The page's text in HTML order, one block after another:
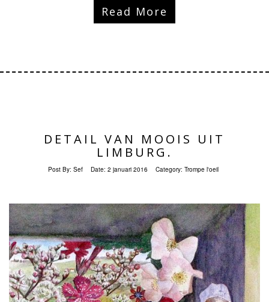
Read More
DETAIL VAN MOOIS UIT
LIMBURG.
Post By: Sef Date: 2 januari 2016 Category: Trompe l'oeil